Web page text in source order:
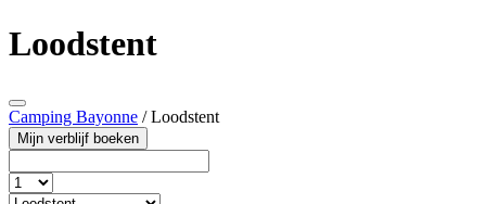
Loodstent
Camping Bayonne /Loodstent
Mijn verblijf boeken